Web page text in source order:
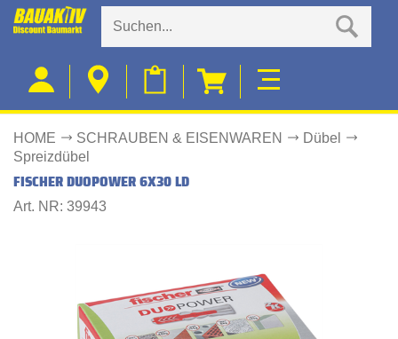
HOME SCHRAUBEN & EISENWAREN
Dübel
Spreizdübel
FISCHER DUOPOWER 6X30 LD
Art. NR: 39943